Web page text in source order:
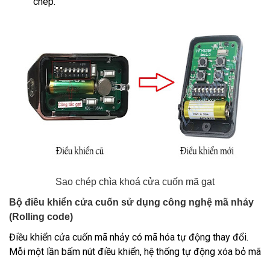
Sao chép chìa khoá cửa cuốn mã gạt
Bộ điều khiển cửa cuốn sử dụng công nghệ mã nhảy
(Rolling code)
Điều khiển cửa cuốn mã nhảy có mã hóa tự động thay đổi.
Mỗi một lần bấm nút điều khiển, hệ thống tự động xóa bỏ mã